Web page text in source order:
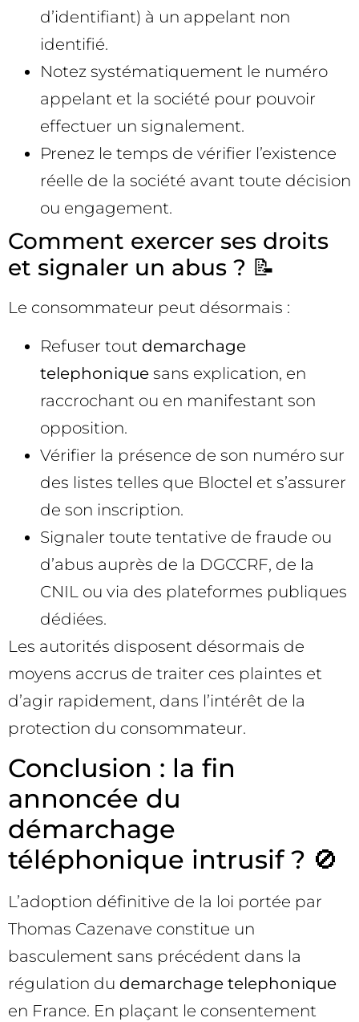
d’identifiant) à un appelant non
identifié.
Notez systématiquement le numéro
appelant et la société pour pouvoir
effectuer un signalement.
Prenez le temps de vérifier l’existence
réelle de la société avant toute décision
ou engagement.
Comment exercer ses droits
et signaler un abus ? 📝
Le consommateur peut désormais :
Refuser tout demarchage
telephonique sans explication, en
raccrochant ou en manifestant son
opposition.
Vérifier la présence de son numéro sur
des listes telles que Bloctel et s’assurer
de son inscription.
Signaler toute tentative de fraude ou
d’abus auprès de la DGCCRF, de la
CNIL ou via des plateformes publiques
dédiées.
Les autorités disposent désormais de
moyens accrus de traiter ces plaintes et
d’agir rapidement, dans l’intérêt de la
protection du consommateur.
Conclusion : la fin
annoncée du
démarchage
téléphonique intrusif ? 🚫
L’adoption définitive de la loi portée par
Thomas Cazenave constitue un
basculement sans précédent dans la
régulation du demarchage telephonique
en France. En plaçant le consentement